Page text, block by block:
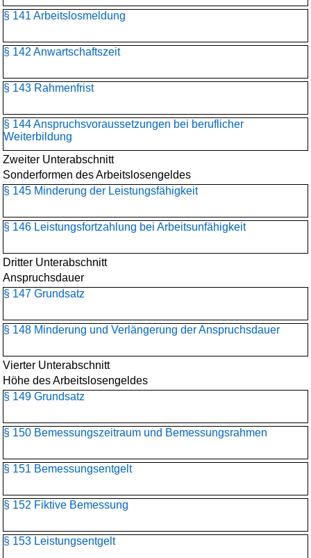
§ 141 Arbeitslosmeldung
§ 142 Anwartschaftszeit
§ 143 Rahmenfrist
§ 144 Anspruchsvoraussetzungen bei beruflicher
Weiterbildung
Zweiter Unterabschnitt
Sonderformen des Arbeitslosengeldes
§ 145 Minderung der Leistungsfähigkeit
§ 146 Leistungsfortzahlung bei Arbeitsunfähigkeit
Dritter Unterabschnitt
Anspruchsdauer
§ 147 Grundsatz
§ 148 Minderung und Verlängerung der Anspruchsdauer
Vierter Unterabschnitt
Höhe des Arbeitslosengeldes
§ 149 Grundsatz
§ 150 Bemessungszeitraum und Bemessungsrahmen
§ 151 Bemessungsentgelt
§ 152 Fiktive Bemessung
§ 153 Leistungsentgelt